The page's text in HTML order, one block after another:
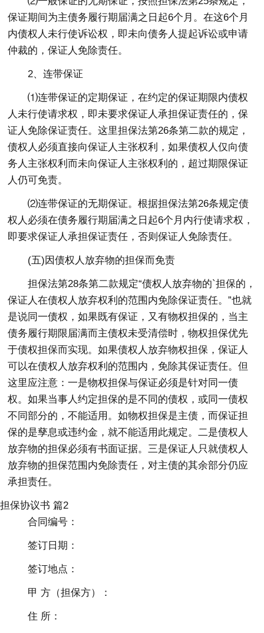
保证期间为主债务履行期届满之日起6个月。在这6个月
内债权人未行使诉讼权，即未向债务人提起诉讼或申请
仲裁的，保证人免除责任。
2、连带保证
⑴连带保证的定期保证，在约定的保证期限内债权
人未行使请求权，即未要求保证人承担保证责任的，保
证人免除保证责任。这里担保法第26条第二款的规定，
债权人必须直接向保证人主张权利，如果债权人仅向债
务人主张权利而未向保证人主张权利的，超过期限保证
人仍可免责。
⑵连带保证的无期保证。根据担保法第26条规定债
权人必须在债务履行期届满之日起6个月内行使请求权，
即要求保证人承担保证责任，否则保证人免除责任。
(五)因债权人放弃物的担保而免责
担保法第28条第二款规定“债权人放弃物的`担保的，
保证人在债权人放弃权利的范围内免除保证责任。”也就
是说同一债权，如果既有保证，又有物权担保的，当主
债务履行期限届满而主债权未受清偿时，物权担保优先
于债权担保而实现。如果债权人放弃物权担保，保证人
可以在债权人放弃权利的范围内，免除其保证责任。但
这里应注意：一是物权担保与保证必须是针对同一债
权。如果当事人约定担保的是不同的债权，或同一债权
不同部分的，不能适用。如物权担保是主债，而保证担
保的是孳息或违约金，就不能适用此规定。二是债权人
放弃物的担保必须有书面证据。三是保证人只就债权人
放弃物的担保范围内免除责任，对主债的其余部分仍应
承担责任。
担保协议书 篇2
合同编号：
签订日期：
签订地点：
甲 方（担保方）：
住 所：